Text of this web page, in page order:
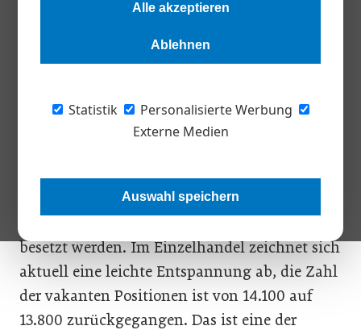
Alle akzeptieren
Ablehnen
Statistik
Personalisierte Werbung
Externe Medien
Auswahl speichern
Die Ergebnisse des Konjunkturreports für den Einzelhandel im
Der österreichische Handel ist mit 625.000
Landes. Es könnten sogar noch mehr sein:
35.000 offene Stellen können zurzeit aufgrund
besetzt werden. Im Einzelhandel zeichnet sich
aktuell eine leichte Entspannung ab, die Zahl
der vakanten Positionen ist von 14.100 auf
13.800 zurückgegangen. Das ist eine der